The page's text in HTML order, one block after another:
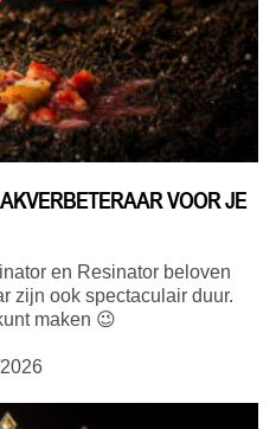
VOOR JE
en Resinator beloven
zijn ook spectaculair duur.
maken 😉